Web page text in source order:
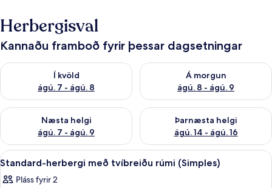
Herbergisval
Kannaðu framboð fyrir þessar dagsetningar
Í kvöld
ágú. 7 - ágú. 8
Athuga framboð í kvöld ágú. 7 - ágú. 8
Á morgun
ágú. 8 - ágú. 9
Athuga framboð á morgun
Næsta helgi
ágú. 7 - ágú. 9
Athuga framboð næstu helgi ágú. 7 - ágú. 9
Þarnæsta helgi
ágú. 14 - ágú. 16
Athuga framboð þarnæstu
Skoða
allar
myndir
Standard-herbergi með tvíbreiðu
1
Standard-herbergi með tvíbreiðu rúmi (Simples)
Pláss fyrir 2